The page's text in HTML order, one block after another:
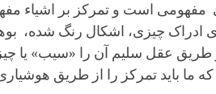
است و تمرکز بر اشیاء
چیزی، اشکال رنگ شده،
طریق عقل سلیم آن را «سیب» یا
که ما باید تمرکز را از طریق